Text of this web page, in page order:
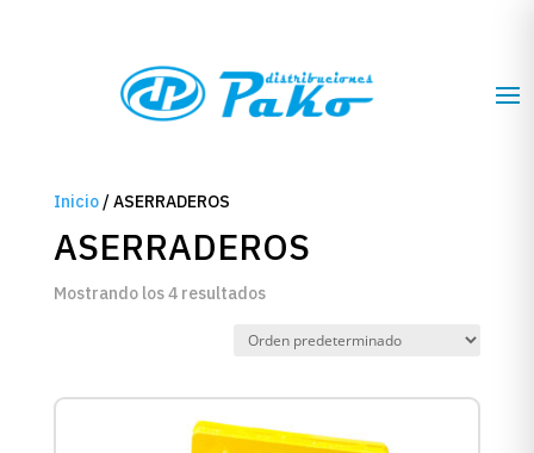
Inicio/ ASERRADEROS
ASERRADEROS
Mostrando los 4 resultados